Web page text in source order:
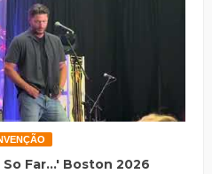
Far...' Boston 2026